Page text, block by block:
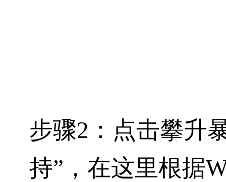
步骤2：点击攀升
持” ，在这里根据